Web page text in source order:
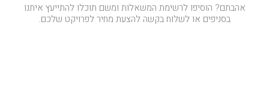
אהבתם? הוסיפו לרשימת המשאלות ומשם תוכלו להתייעץ איתנו
בסניפים או לשלוח בקשה להצעת מחיר לפרויקט שלכם.